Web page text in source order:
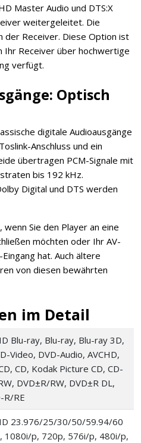
Master Audio und DTS:X
weitergeleitet. Die
der Receiver. Diese Option ist
Receiver über hochwertige
verfügt.
Optisch
digitale Audioausgänge
Anschluss und ein
übertragen PCM-Signale mit
bis 192 kHz.
Digital und DTS werden
Sie den Player an eine
möchten oder Ihr AV-
hat. Auch ältere
von diesen bewährten
im Detail
Blu-ray, Blu-ray, Blu-ray 3D,
Video, DVD-Audio, AVCHD,
CD, Kodak Picture CD, CD-
DVD±R/RW, DVD±R DL,
R/RE
23.976/25/30/50/59.94/60
1080i/p, 720p, 576i/p, 480i/p,